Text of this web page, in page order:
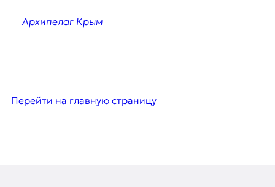
Архипелаг Крым
Перейти на главную страницу